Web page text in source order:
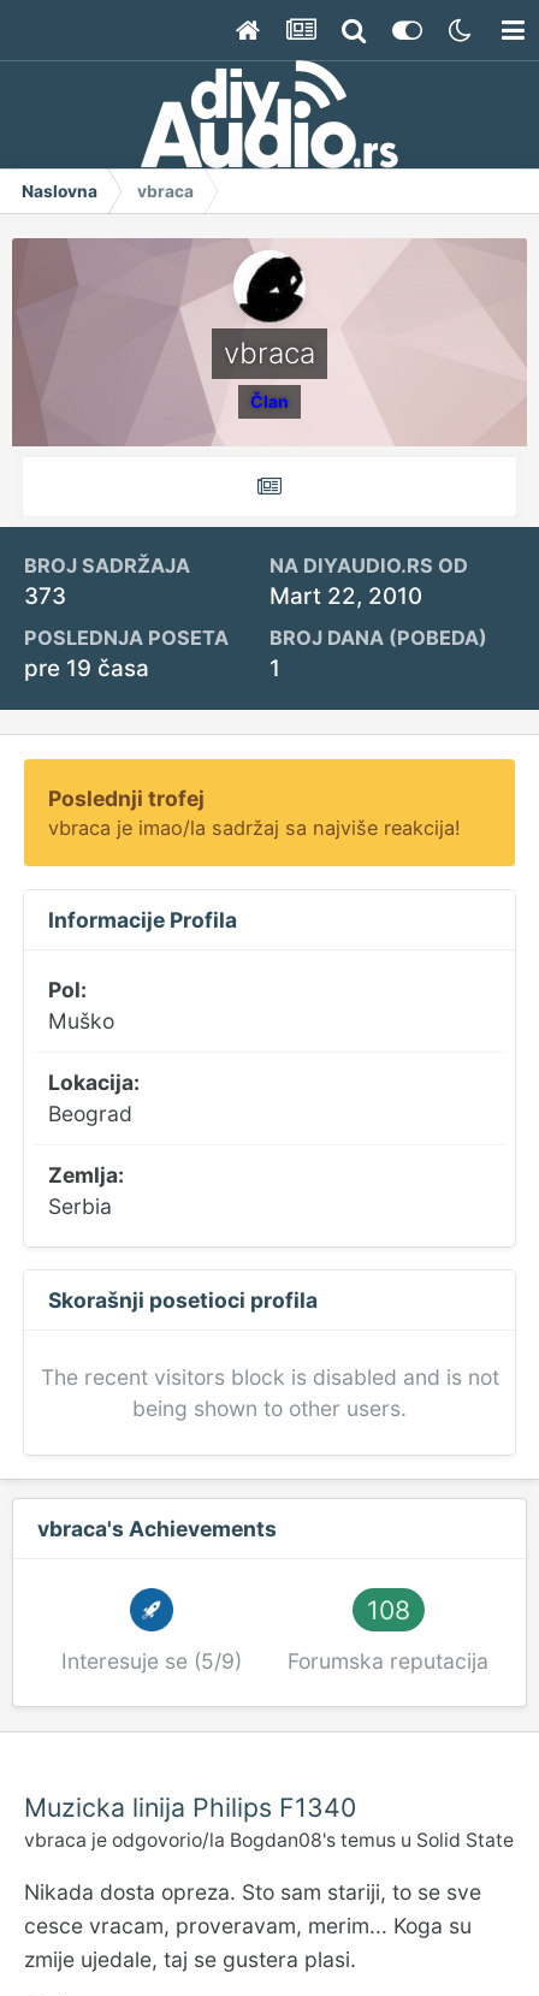
Naslovna vbraca
vbraca
Član
BROJ SADRŽAJA
373
NA DIYAUDIO.RS OD
Mart 22, 2010
POSLEDNJA POSETA
pre 19 časa
BROJ DANA (POBEDA)
1
Poslednji trofej
vbraca je imao/la sadržaj sa najviše reakcija!
Informacije Profila
Pol:
Muško
Lokacija:
Beograd
Zemlja:
Serbia
Skorašnji posetioci profila
The recent visitors block is disabled and is not
being shown to other users.
vbraca's Achievements
Interesuje se (5/9)
108
Forumska reputacija
Muzicka linija Philips F1340
vbraca je odgovorio/la Bogdan08's temus u Solid State
Nikada dosta opreza. Sto sam stariji, to se sve
cesce vracam, proveravam, merim... Koga su
zmije ujedale, taj se gustera plasi.